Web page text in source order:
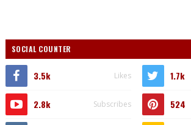
SOCIAL COUNTER
3.5k Likes 1.7k
2.8k Subscribes 524